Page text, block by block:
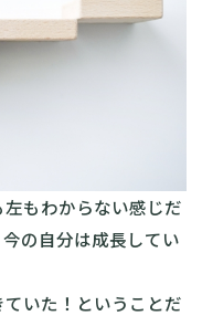
もわからない感じだ
の自分は成長してい
いた！ということだ